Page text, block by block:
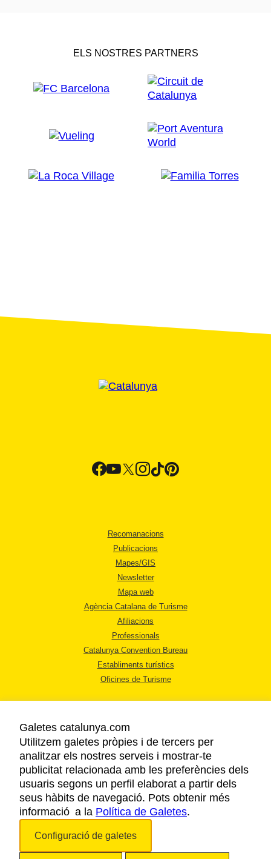
ELS NOSTRES PARTNERS
Recomanacions
Publicacions
Mapes/GIS
Newsletter
Mapa web
Agència Catalana de Turisme
Afiliacions
Professionals
Catalunya Convention Bureau
Establiments turístics
Oficines de Turisme
AVÍS LEGAL
POLÍTICA DE PRIVACITAT
COOKIES
ACCESSIBILITAT
Galetes catalunya.com
Utilitzem galetes pròpies i de tercers per
analitzar els nostres serveis i mostrar-te
publicitat relacionada amb les preferències dels
usuaris segons un perfil elaborat a partir dels
seus hàbits de navegació. Pots obtenir més
informació a la Política de Galetes.
Configuració de galetes